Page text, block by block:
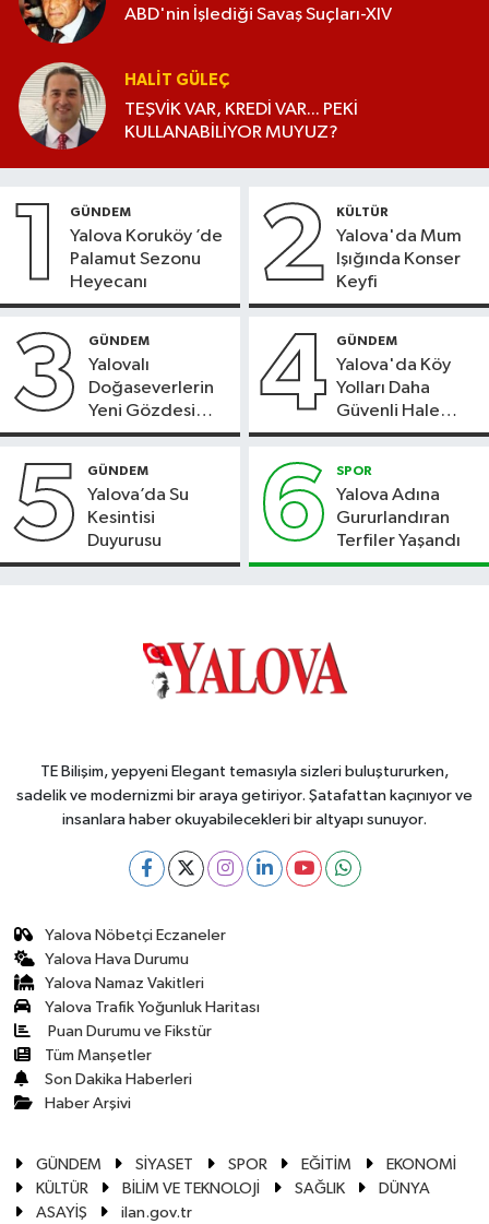
ABD'nin İşlediği Savaş Suçları-XIV
HALIT GÜLEÇ
TEŞVİK VAR, KREDİ VAR... PEKİ
KULLANABİLİYOR MUYUZ?
1 GÜNDEM
Yalova Koruköy ’de
Palamut Sezonu
Heyecanı
2 KÜLTÜR
Yalova'da Mum
Işığında Konser
Keyfi
3 GÜNDEM
Yalovalı
Doğaseverlerin
Yeni Gözdesi
Bolu'daki Meyve
4 GÜNDEM
Yalova'da Köy
Yolları Daha
Güvenli Hale
Geliyor
5 GÜNDEM
Yalova’da Su
Kesintisi
Duyurusu
6 SPOR
Yalova Adına
Gururlandıran
Terfiler Yaşandı
TE Bilişim, yepyeni Elegant temasıyla sizleri buluştururken,
sadelik ve modernizmi bir araya getiriyor. Şatafattan kaçınıyor ve
insanlara haber okuyabilecekleri bir altyapı sunuyor.
Yalova Nöbetçi Eczaneler
Yalova Hava Durumu
Yalova Namaz Vakitleri
Yalova Trafik Yoğunluk Haritası
Puan Durumu ve Fikstür
Tüm Manşetler
Son Dakika Haberleri
Haber Arşivi
GÜNDEM SİYASET SPOR EĞİTİM
EKONOMİ
KÜLTÜR
BİLİM VE TEKNOLOJİ SAĞLIK
DÜNYA
ASAYİŞ
ilan.gov.tr